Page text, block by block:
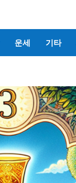
운세 기타